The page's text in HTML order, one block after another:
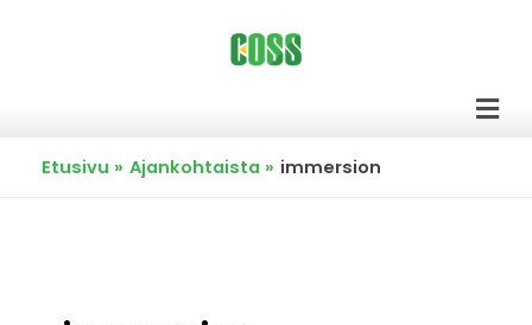
Etusivu Ajankohtaista immersion